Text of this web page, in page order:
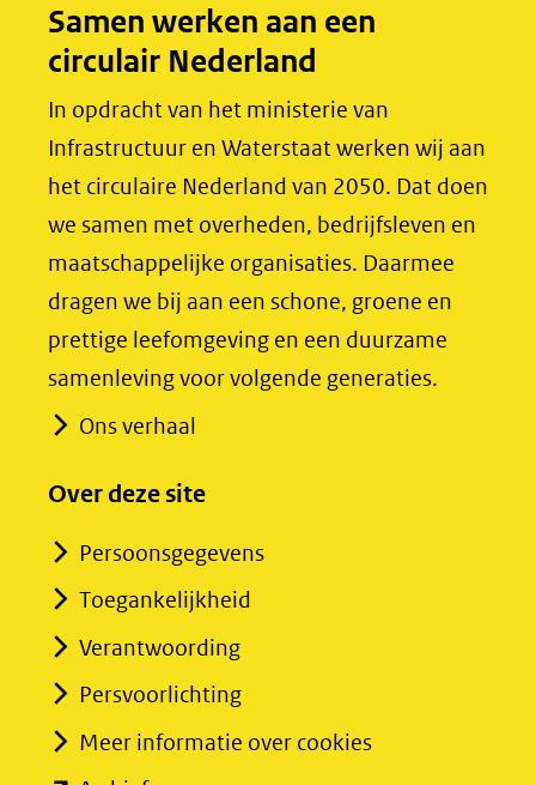
o
k
(opent
nieuw
naar
een
andere
website)
I
n
(opent
nieuw
naar
een
andere
website)
Samen werken aan een
circulair Nederland
In opdracht van het ministerie van
Infrastructuur en Waterstaat werken wij aan
het circulaire Nederland van 2050. Dat doen
we samen met overheden, bedrijfsleven en
maatschappelijke organisaties. Daarmee
dragen we bij aan een schone, groene en
prettige leefomgeving en een duurzame
samenleving voor volgende generaties.
Ons verhaal
Over deze site
Persoonsgegevens
Toegankelijkheid
Verantwoording
Persvoorlichting
Meer informatie over cookies